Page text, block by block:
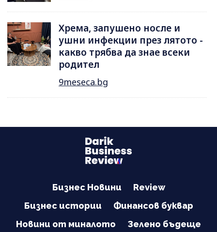
Хрема, запушено носле и
ушни инфекции през лятотo -
какво трябва да знае всеки
родител
9meseca.bg
Бизнес Новини
Review
Бизнес истории
Финансов буквар
Новини от миналото
Зелено бъдеще